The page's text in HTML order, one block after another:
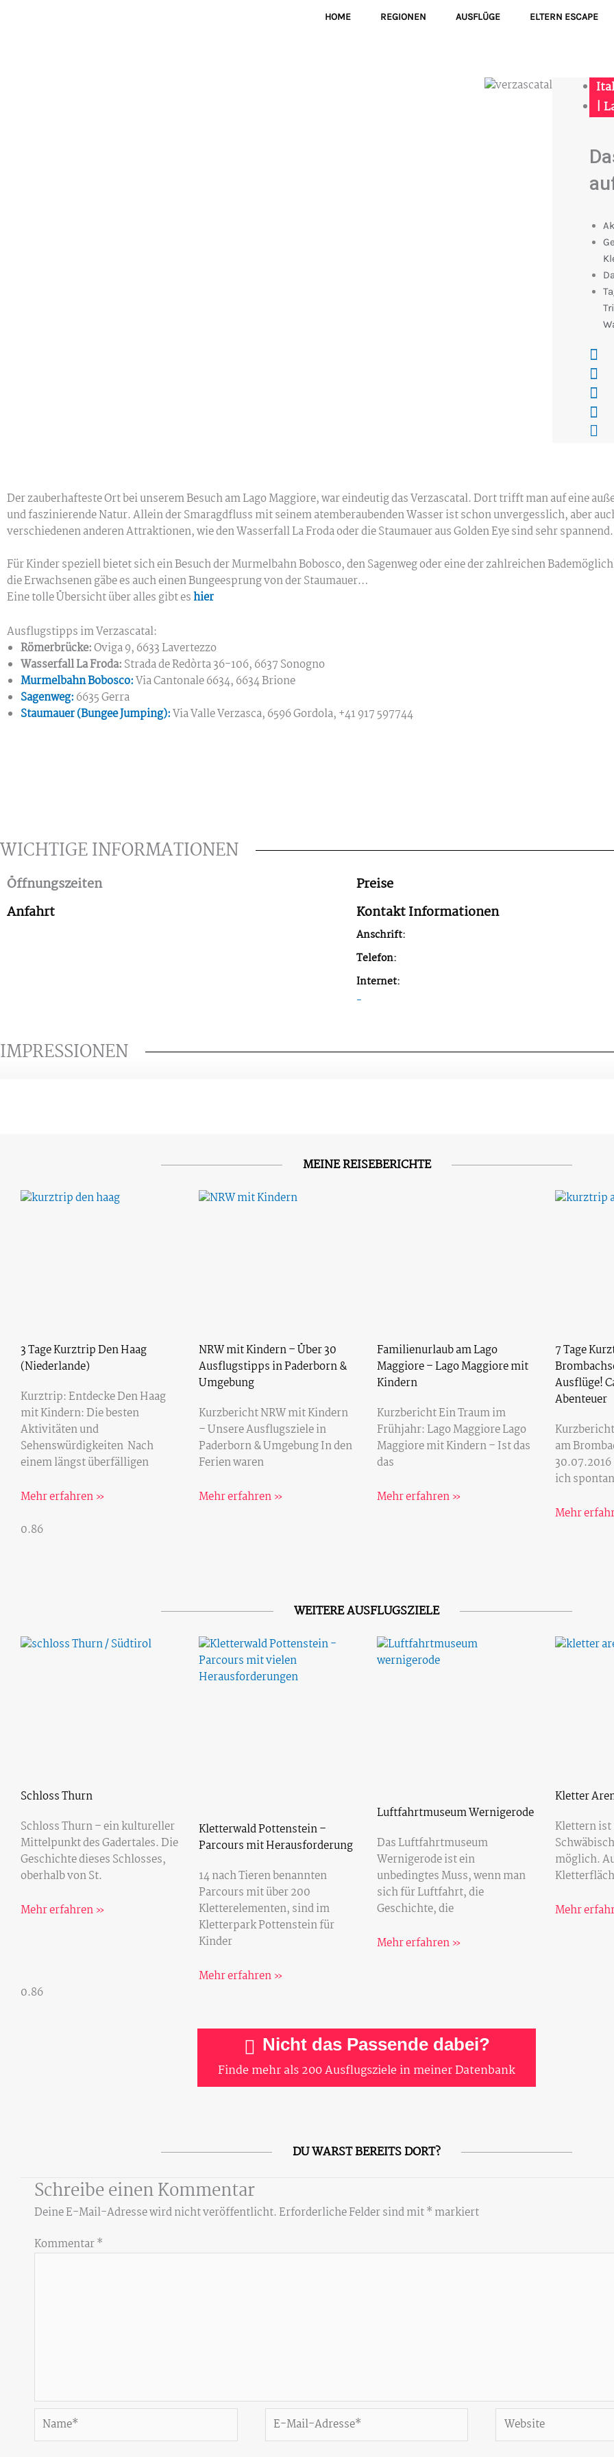
HOME REGIONEN AUSFLÜGE ELTERN ESCAPE
|
Der zauberhafteste Ort bei unserem Besuch am Lago Maggiore, war eindeutig das Verzascatal. Dort trifft man auf eine
und faszinierende Natur. Allein der Smaragdfluss mit seinem atemberaubenden Wasser ist schon unvergesslich, aber
verschiedenen anderen Attraktionen, wie den Wasserfall La Froda oder die Staumauer aus Golden Eye sind sehr spannend.
Für Kinder speziell bietet sich ein Besuch der Murmelbahn Bobosco, den Sagenweg oder eine der zahlreichen
die Erwachsenen gäbe es auch einen Bungeesprung von der Staumauer…
Eine tolle Übersicht über alles gibt eshier
Ausflugstipps im Verzascatal:
Römerbrücke:Oviga 9, 6633 Lavertezzo
Wasserfall La Froda: Strada de Redòrta 36-106, 6637 Sonogno
Murmelbahn Bobosco:Via Cantonale 6634, 6634 Brione
Sagenweg: 6635 Gerra
Staumauer (Bungee Jumping):Via Valle Verzasca, 6596 Gordola, +41 917 597744
WICHTIGE INFORMATIONEN
Öffnungszeiten
Preise
Anfahrt
Kontakt Informationen
Anschrift:
Telefon:
Internet:
-
IMPRESSIONEN
MEINE REISEBERICHTE
3 Tage Kurztrip Den Haag
(Niederlande)
Kurztrip: Entdecke Den Haag
mit Kindern: Die besten
Aktivitäten und
Sehenswürdigkeiten Nach
einem längst überfälligen
Mehr erfahren »
NRW mit Kindern – Über 30
Ausflugstipps in Paderborn &
Umgebung
Kurzbericht NRW mit Kindern
– Unsere Ausflugsziele in
Paderborn & Umgebung In den
Ferien waren
Mehr erfahren »
Familienurlaub am Lago
Maggiore – Lago Maggiore mit
Kindern
Kurzbericht Ein Traum im
Frühjahr: Lago Maggiore Lago
Maggiore mit Kindern – Ist das
das
Mehr erfahren »
7 Tage
Ausflüge!
Abenteuer
am
ich
Mehr
WEITERE AUSFLUGSZIELE
Schloss Thurn
Schloss Thurn – ein kultureller
Mittelpunkt des Gadertales. Die
Geschichte dieses Schlosses,
oberhalb von St.
Mehr erfahren »
Kletterwald Pottenstein –
Parcours mit Herausforderung
14 nach Tieren benannten
Parcours mit über 200
Kletterelementen, sind im
Kletterpark Pottenstein für
Kinder
Mehr erfahren »
Luftfahrtmuseum Wernigerode
Das Luftfahrtmuseum
Wernigerode ist ein
unbedingtes Muss, wenn man
sich für Luftfahrt, die
Geschichte, die
Mehr erfahren »
Kletter
Klettern ist
möglich.
Mehr
Nicht das Passende dabei?
Finde mehr als 200 Ausflugsziele in meiner Datenbank
DU WARST BEREITS DORT?
Schreibe einen Kommentar
Deine E-Mail-Adresse wird nicht veröffentlicht.Erforderliche Felder sind mit* markiert
Kommentar*
Name*
E-
Mail-
Website